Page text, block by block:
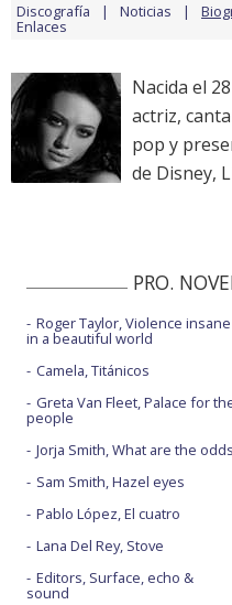
Discografía Noticias
Enlaces
Nacida el
actriz,
pop y
de Disney,
PRO.
Roger Taylor, Violence insane
in a beautiful world
Camela, Titánicos
Greta Van Fleet, Palace for
people
Jorja Smith, What are the odds
Sam Smith, Hazel eyes
Pablo López, El cuatro
Lana Del Rey, Stove
Editors, Surface, echo &
sound